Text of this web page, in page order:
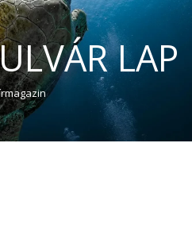
LAP